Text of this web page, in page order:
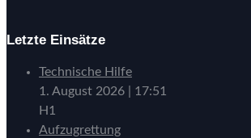
Letzte Einsätze
Technische Hilfe
1. August 2026
17:51
H1
Aufzugrettung